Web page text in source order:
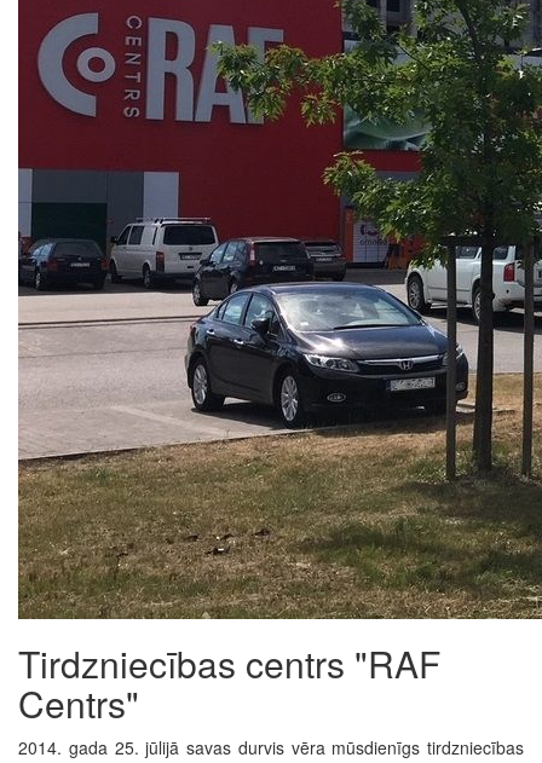
Tirdzniecības centrs "RAF
Centrs"
2014. gada 25. jūlijā savas durvis vēra mūsdienīgs tirdzniecības